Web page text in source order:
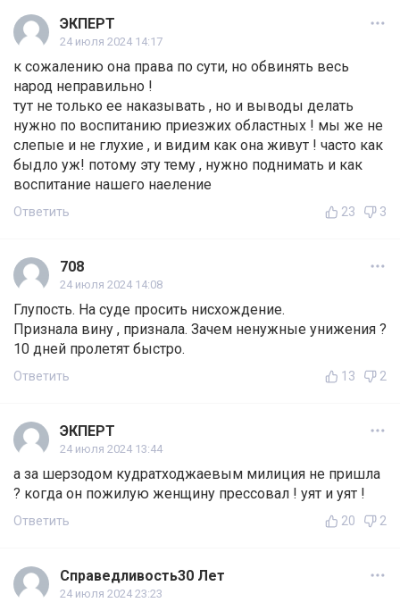
ЭКПЕРТ
24 июля 2024 14:17
к сожалению она права по сути, но обвинять весь
народ неправильно !
тут не только ее наказывать , но и выводы делать
нужно по воспитанию приезжих областных ! мы же не
слепые и не глухие , и видим как она живут ! часто как
быдло уж! потому эту тему , нужно поднимать и как
воспитание нашего наеление
Ответить 23 3
708
24 июля 2024 14:08
Глупость. На суде просить нисхождение.
Признала вину , признала. Зачем ненужные унижения ?
10 дней пролетят быстро.
Ответить 13 2
ЭКПЕРТ
24 июля 2024 13:44
а за шерзодом кудратходжаевым милиция не пришла
? когда он пожилую женщину прессовал ! уят и уят !
Ответить 20 2
Справедливость30 Лет
24 июля 2024 23:23